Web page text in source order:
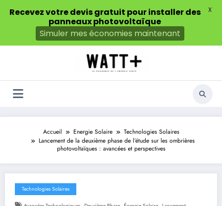
Accueil Energie Solaire
Technologies Solaires
Lancement de la deuxième phase de l’étude sur les ombrières
photovoltaïques : avancées et perspectives
Technologies Solaires
Recevez votre devis gratuit pour installer des
panneaux photovoltaïque
Simuler mes économies maintenant
X